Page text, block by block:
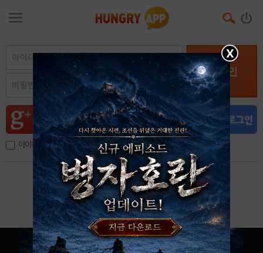
로그인
아이디, 이메일 저장
아이디 / 비밀번호 찾기 회원가입
X